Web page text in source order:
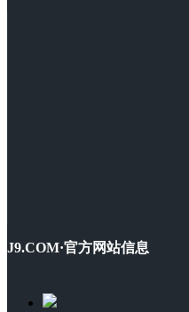
J9.COM·官方网站信息